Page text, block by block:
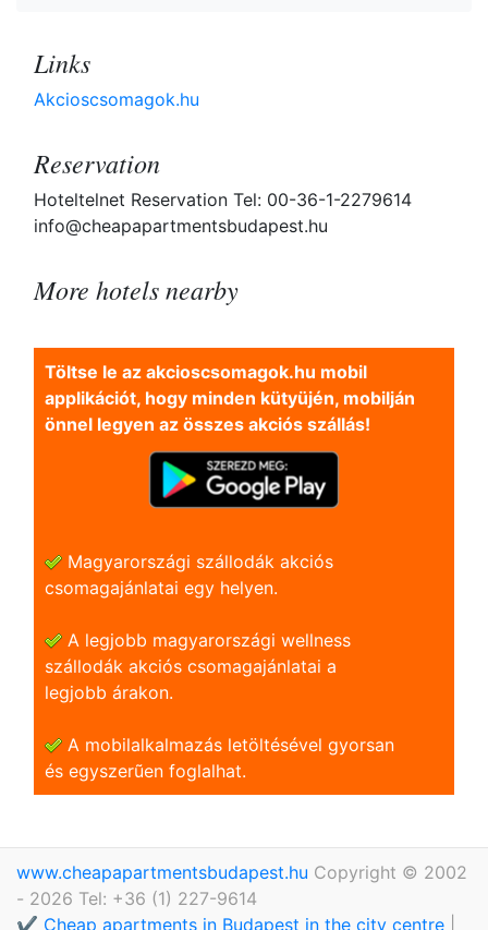
Links
Akcioscsomagok.hu
Reservation
Hoteltelnet Reservation Tel: 00-36-1-2279614
info@cheapapartmentsbudapest.hu
More hotels nearby
Töltse le az akcioscsomagok.hu mobil
applikációt, hogy minden kütyüjén, mobilján
önnel legyen az összes akciós szállás!
Magyarországi szállodák akciós
csomagajánlatai egy helyen.
A legjobb magyarországi wellness
szállodák akciós csomagajánlatai a
legjobb árakon.
A mobilalkalmazás letöltésével gyorsan
és egyszerũen foglalhat.
www.cheapapartmentsbudapest.hu Copyright © 2002
- 2026 Tel: +36 (1) 227-9614
✔️ Cheap apartments in Budapest in the city centre